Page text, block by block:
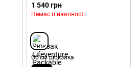
1 540 грн
Немає в наявності
Об'єм рюкзака